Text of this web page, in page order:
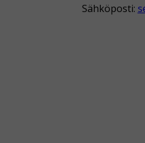
Sähköposti: